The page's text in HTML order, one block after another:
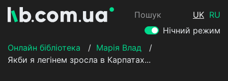
Пошук UK RU
Нічний режим
Онлайн бібліотека
/ Марія Влад
/
Якби я легінем зросла в Карпатах...